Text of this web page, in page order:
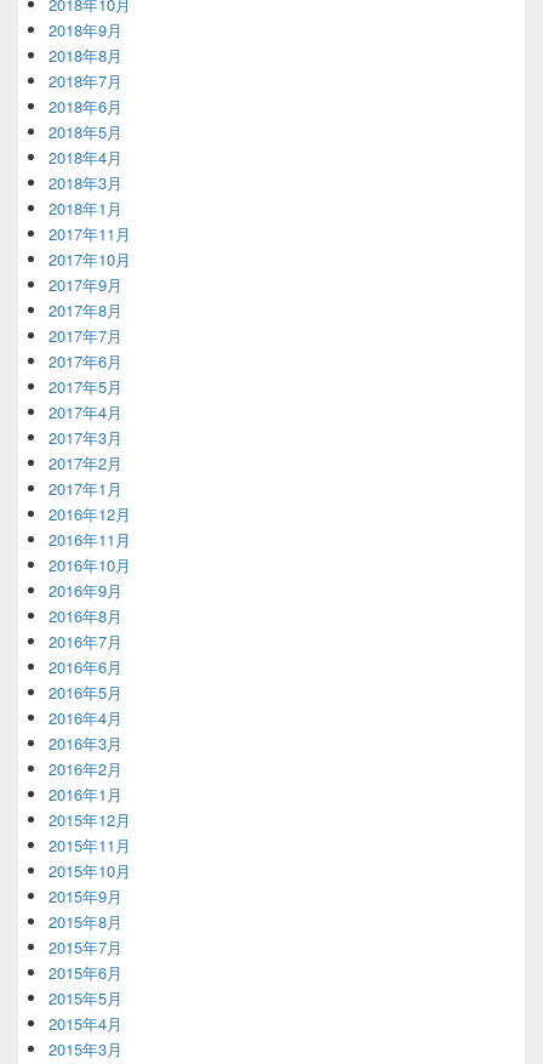
2018年9月
2018年8月
2018年7月
2018年6月
2018年5月
2018年4月
2018年3月
2018年1月
2017年11月
2017年10月
2017年9月
2017年8月
2017年7月
2017年6月
2017年5月
2017年4月
2017年3月
2017年2月
2017年1月
2016年12月
2016年11月
2016年10月
2016年9月
2016年8月
2016年7月
2016年6月
2016年5月
2016年4月
2016年3月
2016年2月
2016年1月
2015年12月
2015年11月
2015年10月
2015年9月
2015年8月
2015年7月
2015年6月
2015年5月
2015年4月
2015年3月